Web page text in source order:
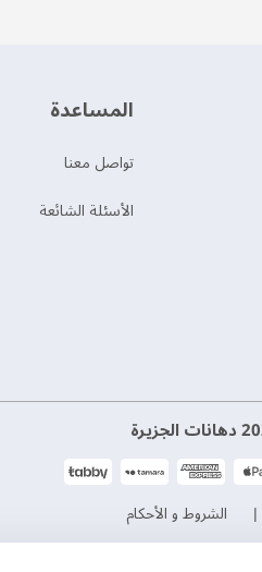
‫المساعدة‬
تواصل معنا
الأسئلة الشائعة
الشروط و الأحكام